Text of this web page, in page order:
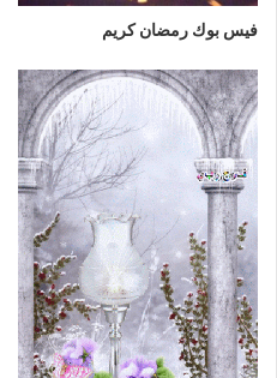
فيس بوك رمضان كريم